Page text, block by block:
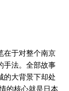
在于对整个南京
手法。全部故事
的大背景下却处
的核心就是日本